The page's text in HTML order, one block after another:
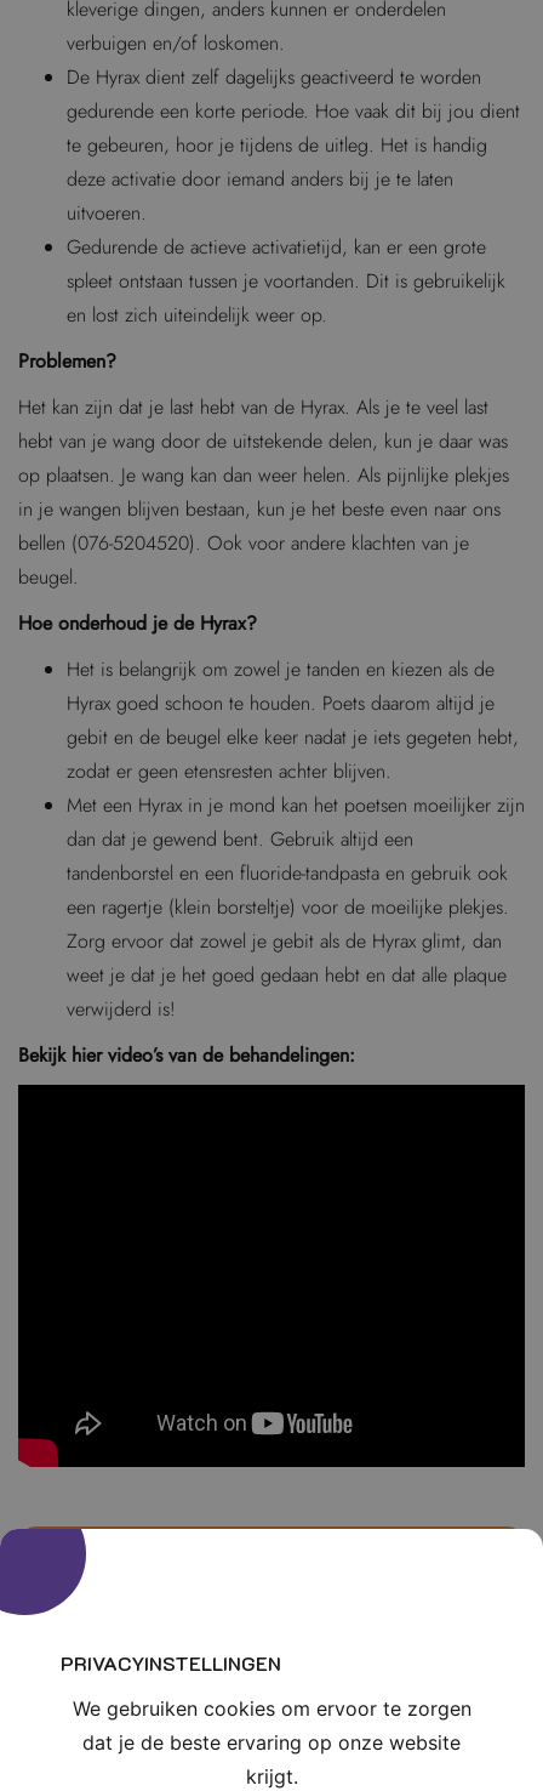
kleverige dingen, anders kunnen er onderdelen
verbuigen en/of loskomen.
De Hyrax dient zelf dagelijks geactiveerd te worden
gedurende een korte periode. Hoe vaak dit bij jou dient
te gebeuren, hoor je tijdens de uitleg. Het is handig
deze activatie door iemand anders bij je te laten
uitvoeren.
Gedurende de actieve activatietijd, kan er een grote
spleet ontstaan tussen je voortanden. Dit is gebruikelijk
en lost zich uiteindelijk weer op.
Problemen?
Het kan zijn dat je last hebt van de Hyrax. Als je te veel last
hebt van je wang door de uitstekende delen, kun je daar was
op plaatsen. Je wang kan dan weer helen. Als pijnlijke plekjes
in je wangen blijven bestaan, kun je het beste even naar ons
bellen (076-5204520). Ook voor andere klachten van je
beugel.
Hoe onderhoud je de Hyrax?
Het is belangrijk om zowel je tanden en kiezen als de
Hyrax goed schoon te houden. Poets daarom altijd je
gebit en de beugel elke keer nadat je iets gegeten hebt,
zodat er geen etensresten achter blijven.
Met een Hyrax in je mond kan het poetsen moeilijker zijn
dan dat je gewend bent. Gebruik altijd een
tandenborstel en een fluoride-tandpasta en gebruik ook
een ragertje (klein borsteltje) voor de moeilijke plekjes.
Zorg ervoor dat zowel je gebit als de Hyrax glimt, dan
weet je dat je het goed gedaan hebt en dat alle plaque
verwijderd is!
Bekijk hier video’s van de behandelingen:
Contact
076 - 520 45 20
Steijnlaan 108, 4818 EW Breda
PRIVACYINSTELLINGEN
We gebruiken cookies om ervoor te zorgen
dat je de beste ervaring op onze website
krijgt.